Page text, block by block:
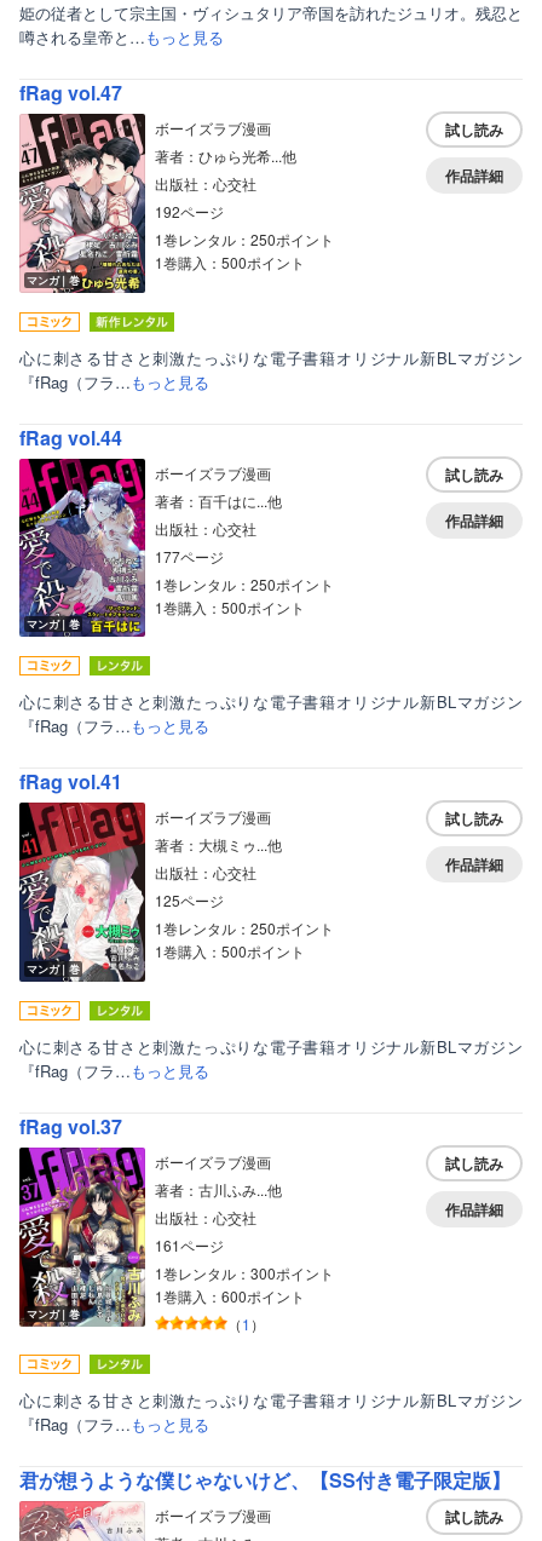
姫の従者として宗主国・ヴィシュタリア帝国を訪れたジュリオ。残忍と
噂される皇帝と…もっと見る
fRag vol.47
マンガ｜巻
ボーイズラブ漫画
著者：ひゅら光希...他
出版社：心交社
192ページ
1巻レンタル：250ポイント
1巻購入：500ポイント
試し読み
作品詳細
心に刺さる甘さと刺激たっぷりな電子書籍オリジナル新BLマガジン
『fRag（フラ…もっと見る
fRag vol.44
マンガ｜巻
ボーイズラブ漫画
著者：百千はに...他
出版社：心交社
177ページ
1巻レンタル：250ポイント
1巻購入：500ポイント
試し読み
作品詳細
心に刺さる甘さと刺激たっぷりな電子書籍オリジナル新BLマガジン
『fRag（フラ…もっと見る
fRag vol.41
マンガ｜巻
ボーイズラブ漫画
著者：大槻ミゥ...他
出版社：心交社
125ページ
1巻レンタル：250ポイント
1巻購入：500ポイント
試し読み
作品詳細
心に刺さる甘さと刺激たっぷりな電子書籍オリジナル新BLマガジン
『fRag（フラ…もっと見る
fRag vol.37
マンガ｜巻
ボーイズラブ漫画
著者：古川ふみ...他
出版社：心交社
161ページ
1巻レンタル：300ポイント
1巻購入：600ポイント
（1 ）
試し読み
作品詳細
心に刺さる甘さと刺激たっぷりな電子書籍オリジナル新BLマガジン
『fRag（フラ…もっと見る
君が想うような僕じゃないけど、【SS付き電子限定版】
ボーイズラブ漫画
試し読み